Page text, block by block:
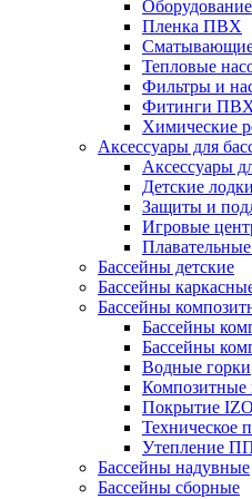
Пленка ПВХ
Сматывающие
Тепловые
Фильтры и
Фитинги
Химические
Аксессуары для
Аксессуары
Детские лодки
Защиты и
Игровые
Бассейны детские
Бассейны
Бассейны
Бассейны
Бассейны
Водные горки
Композитные
Покрытие
Техническое
Утепление
Бассейны надувные
Бассейны сборные